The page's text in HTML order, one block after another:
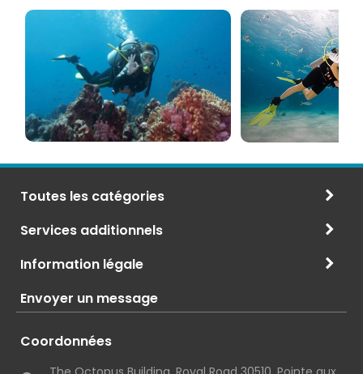
de
Sous-
marine
à
Maurice
Toutes les catégories
Services additionnels
Information légale
Envoyer un message
Coordonnées